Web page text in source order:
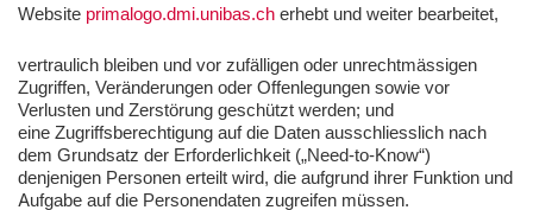
Website primalogo.dmi.unibas.ch erhebt und weiter bearbeitet,
vertraulich bleiben und vor zufälligen oder unrechtmässigen
Zugriffen, Veränderungen oder Offenlegungen sowie vor
Verlusten und Zerstörung geschützt werden; und
eine Zugriffsberechtigung auf die Daten ausschliesslich nach
dem Grundsatz der Erforderlichkeit („Need-to-Know“)
denjenigen Personen erteilt wird, die aufgrund ihrer Funktion und
Aufgabe auf die Personendaten zugreifen müssen.